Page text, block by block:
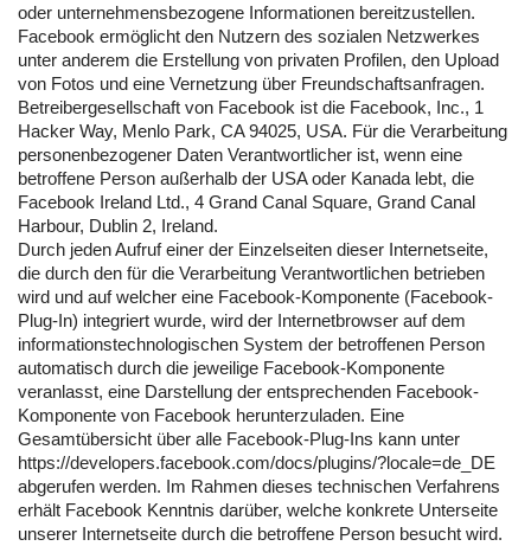
oder unternehmensbezogene Informationen bereitzustellen.
Facebook ermöglicht den Nutzern des sozialen Netzwerkes
unter anderem die Erstellung von privaten Profilen, den Upload
von Fotos und eine Vernetzung über Freundschaftsanfragen.
Betreibergesellschaft von Facebook ist die Facebook, Inc., 1
Hacker Way, Menlo Park, CA 94025, USA. Für die Verarbeitung
personenbezogener Daten Verantwortlicher ist, wenn eine
betroffene Person außerhalb der USA oder Kanada lebt, die
Facebook Ireland Ltd., 4 Grand Canal Square, Grand Canal
Harbour, Dublin 2, Ireland.
Durch jeden Aufruf einer der Einzelseiten dieser Internetseite,
die durch den für die Verarbeitung Verantwortlichen betrieben
wird und auf welcher eine Facebook-Komponente (Facebook-
Plug-In) integriert wurde, wird der Internetbrowser auf dem
informationstechnologischen System der betroffenen Person
automatisch durch die jeweilige Facebook-Komponente
veranlasst, eine Darstellung der entsprechenden Facebook-
Komponente von Facebook herunterzuladen. Eine
Gesamtübersicht über alle Facebook-Plug-Ins kann unter
https://developers.facebook.com/docs/plugins/?locale=de_DE
abgerufen werden. Im Rahmen dieses technischen Verfahrens
erhält Facebook Kenntnis darüber, welche konkrete Unterseite
unserer Internetseite durch die betroffene Person besucht wird.